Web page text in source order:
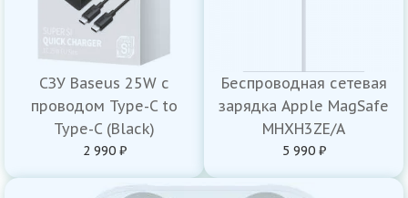
СЗУ Baseus 25W с
проводом Type-C to
Type-C (Black)
2 990 ₽
Беспроводная сетевая
зарядка Apple MagSafe
MHXH3ZE/A
5 990 ₽